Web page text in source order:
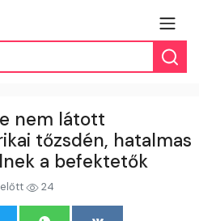
nem látott
tőzsdén, hatalmas
a befektetők
24